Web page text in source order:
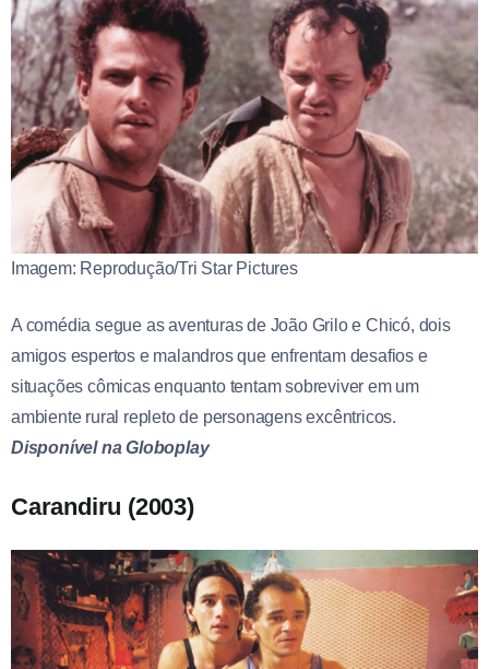
Imagem: Reprodução/Tri Star Pictures
A comédia segue as aventuras de João Grilo e Chicó, dois
amigos espertos e malandros que enfrentam desafios e
situações cômicas enquanto tentam sobreviver em um
ambiente rural repleto de personagens excêntricos.
Disponível na Globoplay
Carandiru (2003)